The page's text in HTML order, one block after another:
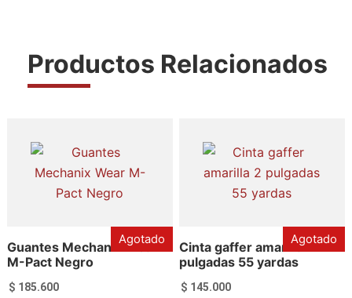
Productos Relacionados
Guantes Mechanix Wear
M-Pact Negro
$ 185.600
Agotado
Cinta gaffer amarilla 2
pulgadas 55 yardas
$ 145.000
Agotado